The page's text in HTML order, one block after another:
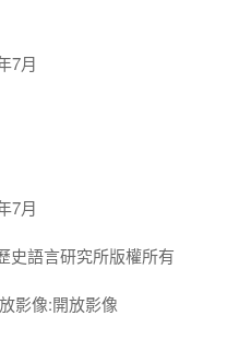
7月
7月
史語言研究所版權所有
影像:開放影像